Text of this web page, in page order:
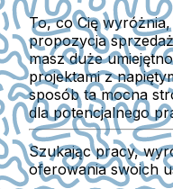
To, co Cię
propozycja
masz duże
projektami z
sposób ta mocna
dla potencjalnego
Szukając pracy,
oferowania swoich